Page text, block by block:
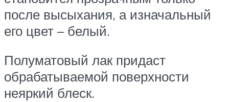
после высыхания, а изначальный
его цвет – белый.
Полуматовый лак придаст
обрабатываемой поверхности
неяркий блеск.